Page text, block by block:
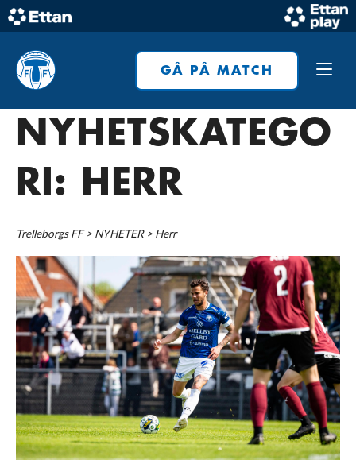
content
Home
GÅ PÅ MATCH
NYHETSKATEGO
RI:
HERR
Trelleborgs FF> NYHETER> Herr